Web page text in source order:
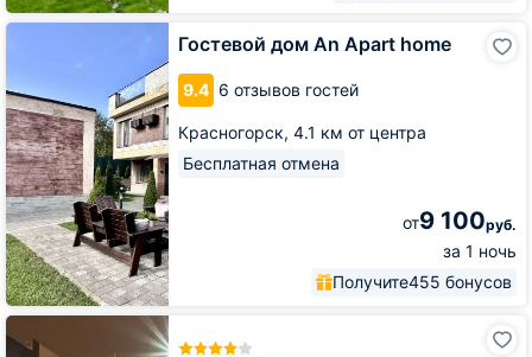
Гостевой дом An Apart home
9.4 6 отзывов гостей
Красногорск, 4.1 км от центра
Бесплатная отмена
от9 100руб.
за 1 ночь
Получите455 бонусов
Гостевой
Apart
home
Отель
Рига